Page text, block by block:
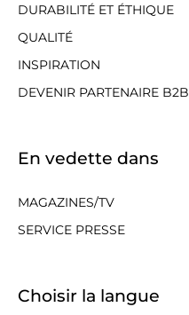
DURABILITÉ ET ÉTHIQUE
QUALITÉ
INSPIRATION
DEVENIR PARTENAIRE B2B
En vedette dans
MAGAZINES/TV
SERVICE PRESSE
Choisir la langue